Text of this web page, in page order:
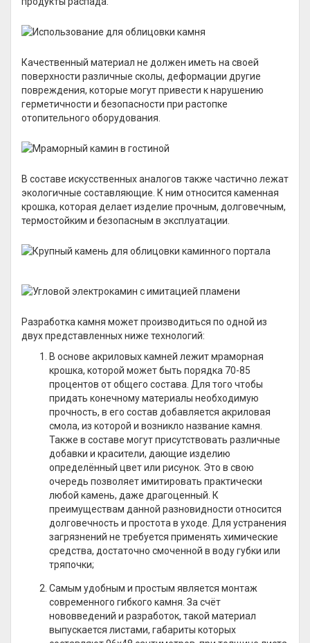
Качественный материал не должен иметь на своей
поверхности различные сколы, деформации другие
повреждения, которые могут привести к нарушению
герметичности и безопасности при растопке
отопительного оборудования.
В составе искусственных аналогов также частично лежат
экологичные составляющие. К ним относится каменная
крошка, которая делает изделие прочным, долговечным,
термостойким и безопасным в эксплуатации.
Разработка камня может производиться по одной из
двух представленных ниже технологий:
В основе акриловых камней лежит мраморная
крошка, которой может быть порядка 70-85
процентов от общего состава. Для того чтобы
придать конечному материалы необходимую
прочность, в его состав добавляется акриловая
смола, из которой и возникло название камня.
Также в составе могут присутствовать различные
добавки и красители, дающие изделию
определённый цвет или рисунок. Это в свою
очередь позволяет имитировать практически
любой камень, даже драгоценный. К
преимуществам данной разновидности относится
долговечность и простота в уходе. Для устранения
загрязнений не требуется применять химические
средства, достаточно смоченной в воду губки или
тряпочки;
Самым удобным и простым является монтаж
современного гибкого камня. За счёт
нововведений и разработок, такой материал
выпускается листами, габариты которых